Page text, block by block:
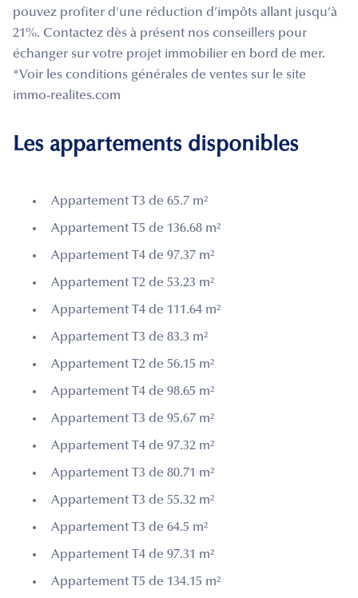
pouvez profiter d'une réduction d’impôts allant jusqu’à
21%. Contactez dès à présent nos conseillers pour
échanger sur votre projet immobilier en bord de mer.
*Voir les conditions générales de ventes sur le site
immo-realites.com
Les appartements disponibles
Appartement T3 de 65.7 m²
Appartement T5 de 136.68 m²
Appartement T4 de 97.37 m²
Appartement T2 de 53.23 m²
Appartement T4 de 111.64 m²
Appartement T3 de 83.3 m²
Appartement T2 de 56.15 m²
Appartement T4 de 98.65 m²
Appartement T3 de 95.67 m²
Appartement T4 de 97.32 m²
Appartement T3 de 80.71 m²
Appartement T3 de 55.32 m²
Appartement T3 de 64.5 m²
Appartement T4 de 97.31 m²
Appartement T5 de 134.15 m²